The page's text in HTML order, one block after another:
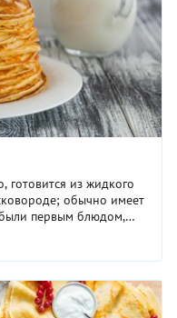
из жидкого
обычно имеет
первым блюдом,